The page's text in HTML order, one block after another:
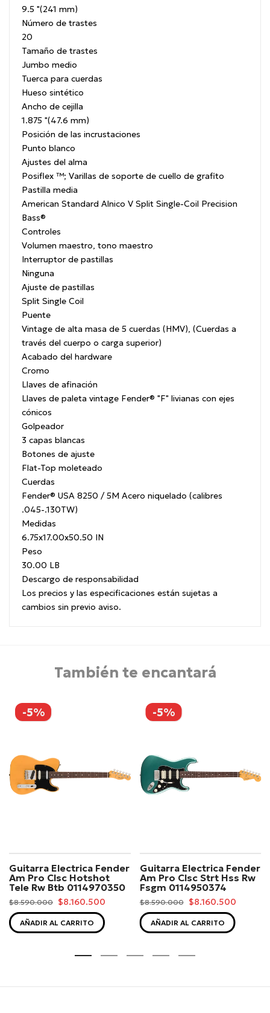
9.5 "(241 mm)
Número de trastes
20
Tamaño de trastes
Jumbo medio
Tuerca para cuerdas
Hueso sintético
Ancho de cejilla
1.875 "(47.6 mm)
Posición de las incrustaciones
Punto blanco
Ajustes del alma
Posiflex ™; Varillas de soporte de cuello de grafito
Pastilla media
American Standard Alnico V Split Single-Coil Precision
Bass®
Controles
Volumen maestro, tono maestro
Interruptor de pastillas
Ninguna
Ajuste de pastillas
Split Single Coil
Puente
Vintage de alta masa de 5 cuerdas (HMV), (Cuerdas a
través del cuerpo o carga superior)
Acabado del hardware
Cromo
Llaves de afinación
Llaves de paleta vintage Fender® "F" livianas con ejes
cónicos
Golpeador
3 capas blancas
Botones de ajuste
Flat-Top moleteado
Cuerdas
Fender® USA 8250 / 5M Acero niquelado (calibres
.045-.130TW)
Medidas
6.75x17.00x50.50 IN
Peso
30.00 LB
Descargo de responsabilidad
Los precios y las especificaciones están sujetas a
cambios sin previo aviso.
También te encantará
-5%
Guitarra Electrica Fender
Am Pro Clsc Hotshot
Tele Rw Btb 0114970350
$8.590.000 $8.160.500
AÑADIR AL CARRITO
-5%
Guitarra Electrica Fender
Am Pro Clsc Strt Hss Rw
Fsgm 0114950374
$8.590.000 $8.160.500
AÑADIR AL CARRITO